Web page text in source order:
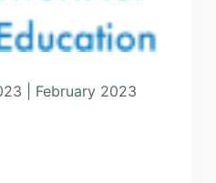
| February 2023